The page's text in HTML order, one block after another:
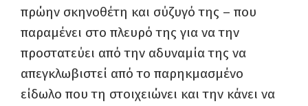
πρώην σκηνοθέτη και σύζυγό της – που
παραμένει στο πλευρό της για να την
προστατεύει από την αδυναμία της να
απεγκλωβιστεί από το παρηκμασμένο
είδωλο που τη στοιχειώνει και την κάνει να